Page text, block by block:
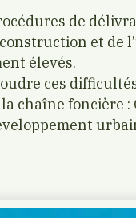
de
et de
élevés.
ces
chaîne foncière :